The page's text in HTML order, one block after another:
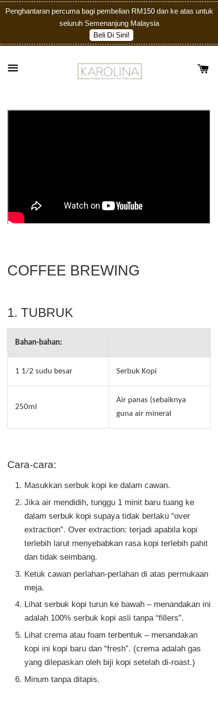
Penghantaran percuma bagi pembelian RM150 dan ke atas untuk
seluruh Semenanjung Malaysia
Beli Di Sini!
COFFEE BREWING
1. TUBRUK
Bahan-bahan:
1 1/2 sudu besar Serbuk Kopi
250ml
Air panas (sebaiknya
guna air mineral
Cara-cara:
Masukkan serbuk kopi ke dalam cawan.
Jika air mendidih, tunggu 1 minit baru tuang ke
dalam serbuk kopi supaya tidak berlaku “over
extraction”. Over extraction: terjadi apabila kopi
terlebih larut menyebabkan rasa kopi terlebih pahit
dan tidak seimbang.
Ketuk cawan perlahan-perlahan di atas permukaan
meja.
Lihat serbuk kopi turun ke bawah – menandakan ini
adalah 100% serbuk kopi asli tanpa “fillers”.
Lihat crema atau foam terbentuk – menandakan
kopi ini kopi baru dan “fresh”. (crema adalah gas
yang dilepaskan oleh biji kopi setelah di-roast.)
Minum tanpa ditapis.